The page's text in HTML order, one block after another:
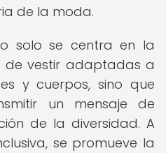
de la moda.
solo se centra en la
de vestir adaptadas a
y cuerpos, sino que
un mensaje de
de la diversidad. A
se promueve la